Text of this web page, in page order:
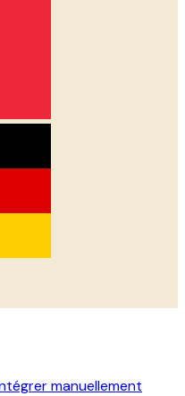
manuellement